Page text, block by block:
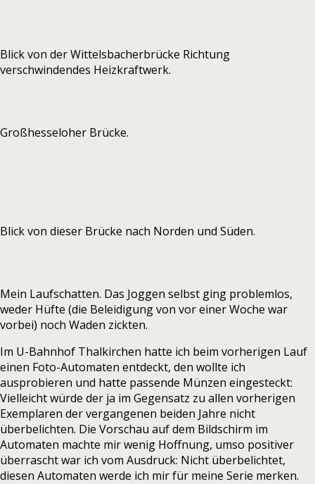
Blick von der Wittelsbacherbrücke Richtung
verschwindendes Heizkraftwerk.
Großhesseloher Brücke.
Blick von dieser Brücke nach Norden und Süden.
Mein Laufschatten. Das Joggen selbst ging problemlos,
weder Hüfte (die Beleidigung von vor einer Woche war
vorbei) noch Waden zickten.
Im U-Bahnhof Thalkirchen hatte ich beim vorherigen Lauf
einen Foto-Automaten entdeckt, den wollte ich
ausprobieren und hatte passende Münzen eingesteckt:
Vielleicht würde der ja im Gegensatz zu allen vorherigen
Exemplaren der vergangenen beiden Jahre nicht
überbelichten. Die Vorschau auf dem Bildschirm im
Automaten machte mir wenig Hoffnung, umso positiver
überrascht war ich vom Ausdruck: Nicht überbelichtet,
diesen Automaten werde ich mir für meine Serie merken.